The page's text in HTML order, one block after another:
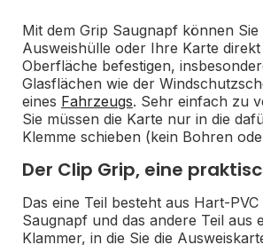
Mit dem Grip Saugnapf können Sie
Ausweishülle oder Ihre Karte
Oberfläche befestigen,
Glasflächen wie der
eines Fahrzeugs. Sehr einfach zu
Sie müssen die Karte nur in die
Klemme schieben (kein Bohren
Der Clip Grip, eine
Das eine Teil besteht aus Hart-PVC
Saugnapf und das andere Teil aus
Klammer, in die Sie die